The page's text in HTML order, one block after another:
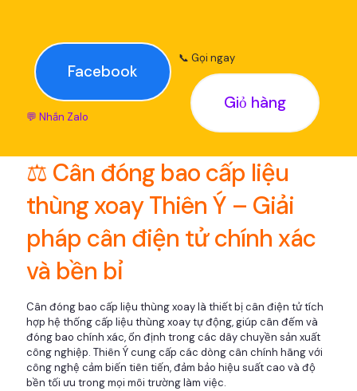
Facebook
💬 Nhắn Zalo
📞 Gọi ngay
Giỏ hàng
⚖️ Cân đóng bao cấp liệu
thùng xoay Thiên Ý – Giải
pháp cân điện tử chính xác
và bền bỉ
Cân đóng bao cấp liệu thùng xoay là thiết bị cân điện tử tích
hợp hệ thống cấp liệu thùng xoay tự động, giúp cân đếm và
đóng bao chính xác, ổn định trong các dây chuyền sản xuất
công nghiệp. Thiên Ý cung cấp các dòng cân chính hãng với
công nghệ cảm biến tiên tiến, đảm bảo hiệu suất cao và độ
bền tối ưu trong mọi môi trường làm việc.